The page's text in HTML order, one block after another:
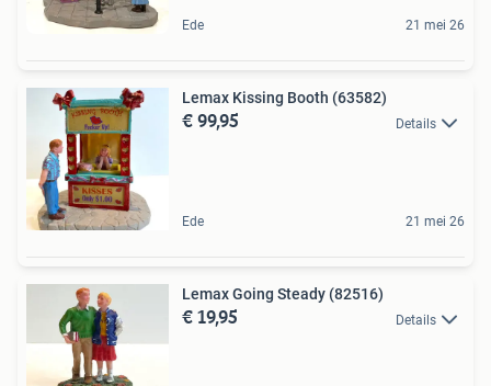
Ede 21 mei 26
Lemax Kissing Booth (63582)
€ 99,95 Details
Ede 21 mei 26
Lemax Going Steady (82516)
€ 19,95 Details